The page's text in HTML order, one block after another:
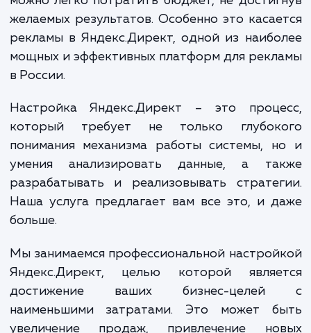
прибыль и даже изменить восприятие
бренда. Однако мир онлайн-рекламы
тонкостей, и без надлежащего опыта и
можно легко потратить бюджет, не
рекламы в Яндекс.Директ, одной из
мощных и эффективных платформ для
Настройка Яндекс.Директ – это
который требует не только
умения анализировать данные, а
разрабатывать и реализовывать
Наша услуга предлагает вам все это, и
больше.